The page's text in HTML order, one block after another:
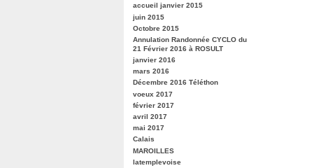
accueil janvier 2015
juin 2015
Octobre 2015
Annulation Randonnée CYCLO du
21 Février 2016 à ROSULT
janvier 2016
mars 2016
Décembre 2016 Téléthon
voeux 2017
février 2017
avril 2017
mai 2017
Calais
MAROILLES
latemplevoise